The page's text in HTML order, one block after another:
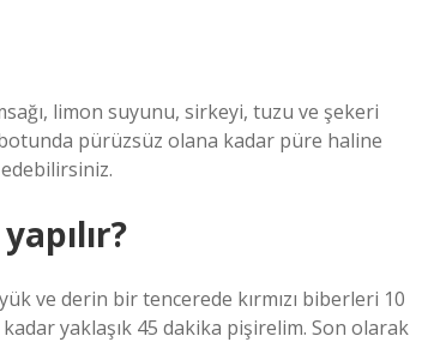
limon suyunu, sirkeyi, tuzu ve şekeri
pürüzsüz olana kadar püre haline
ve derin bir tencerede kırmızı biberleri 10
yaklaşık 45 dakika pişirelim. Son olarak